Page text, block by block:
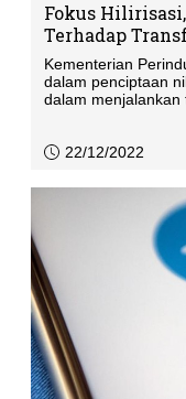
Fokus
Terhadap
2023
Kementerian
dalam penciptaan
dalam menjalankan
22/12/2022